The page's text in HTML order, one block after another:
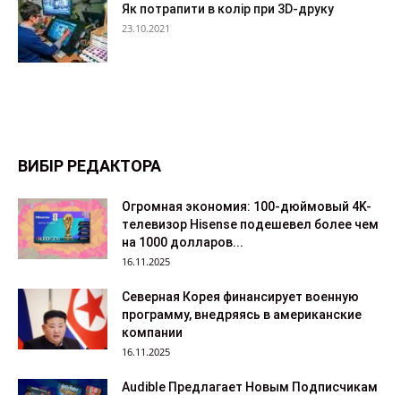
Як потрапити в колір при 3D-друку
23.10.2021
ВИБІР РЕДАКТОРА
Огромная экономия: 100-дюймовый 4K-
телевизор Hisense подешевел более чем
на 1000 долларов...
16.11.2025
Северная Корея финансирует военную
программу, внедряясь в американские
компании
16.11.2025
Audible Предлагает Новым Подписчикам